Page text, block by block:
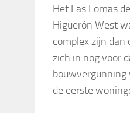
Het Las Lomas
Higuerón West
complex zijn dan
zich in nog voor
bouwvergunning
de eerste